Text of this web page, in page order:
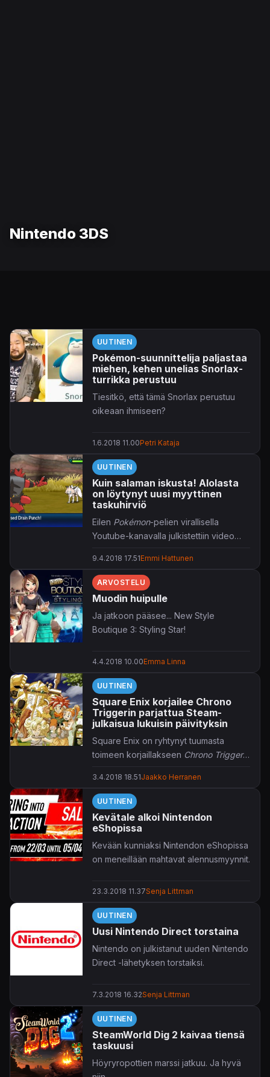
Nintendo 3DS
UUTINEN
Pokémon-suunnittelija paljastaa
miehen, kehen unelias Snorlax-
turrikka perustuu
Tiesitkö, että tämä Snorlax perustuu
oikeaan ihmiseen?
1.6.2018 11.00Petri Kataja
UUTINEN
Kuin salaman iskusta! Alolasta
on löytynyt uusi myyttinen
taskuhirviö
Eilen Pokémon-pelien virallisella
Youtube-kanavalla julkistettiin video
joka saapuuPokémonin Ultra Sun-
Ultra Moon-peleihin.
9.4.2018 17.51Emmi Hattunen
ARVOSTELU
Muodin huipulle
Ja jatkoon pääsee... New Style
Boutique 3: Styling Star!
4.4.2018 10.00Emma Linna
UUTINEN
Square Enix korjailee Chrono
Triggerin parjattua Steam-
julkaisua lukuisin päivityksin
Square Enix on ryhtynyt tuumasta
toimeen korjaillakseen Chrono Triggerin
versiota.
3.4.2018 18.51Jaakko Herranen
UUTINEN
Kevätale alkoi Nintendon
eShopissa
Kevään kunniaksi Nintendon eShopissa
on meneillään mahtavat alennusmyynnit.
23.3.2018 11.37Senja Littman
UUTINEN
Uusi Nintendo Direct torstaina
Nintendo on julkistanut uuden Nintendo
Direct -lähetyksen torstaiksi.
7.3.2018 16.32Senja Littman
UUTINEN
SteamWorld Dig 2 kaivaa tiensä
taskuusi
Höyryropottien marssi jatkuu. Ja hyvä